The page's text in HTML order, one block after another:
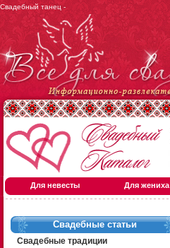
Свадебный танец -
Для невесты Для жениха
Свадебные статьи
Свадебные традиции